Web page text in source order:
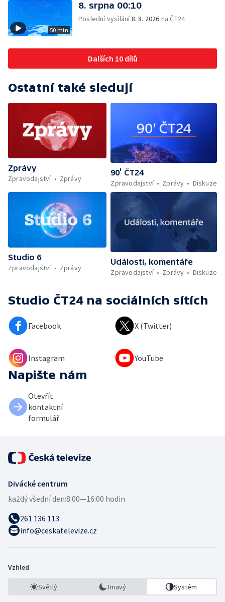
50 min
8. srpna 00:10
Poslední vysílání8. 8. 2026 na ČT24
Dalších 10 dílů
Ostatní také sledují
Zprávy
Zpravodajství
Zprávy
90’ ČT24
Zpravodajství
Zprávy Diskuze
Studio 6
Zpravodajství
Zprávy
Události, komentáře
Zpravodajství
Zprávy Diskuze
Studio ČT24 na sociálních sítích
Facebook X (Twitter)
Instagram YouTube
Napište nám
Otevřít
kontaktní
formulář
Divácké centrum
každý všední den:8:00—16:00 hodin
261 136 113
info@ceskatelevize.cz
Vzhled
Světlý Tmavý Systém